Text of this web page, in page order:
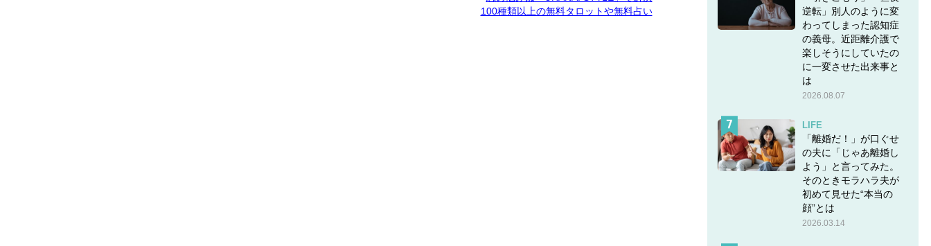
100種類以上の無料タロットや無料占い
逆転」別人のように変
わってしまった認知症
の義母。近距離介護で
楽しそうにしていたの
に一変させた出来事と
は
2026.08.07
LIFE
「離婚だ！」が口ぐせ
の夫に「じゃあ離婚し
よう」と言ってみた。
そのときモラハラ夫が
初めて見せた“本当の
顔”とは
2026.03.14